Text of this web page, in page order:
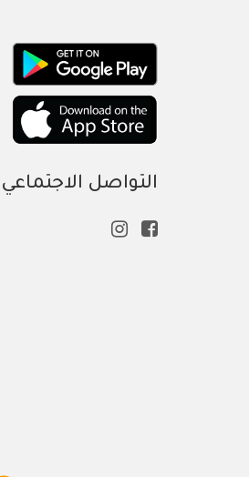
التواصل الاجتماعي